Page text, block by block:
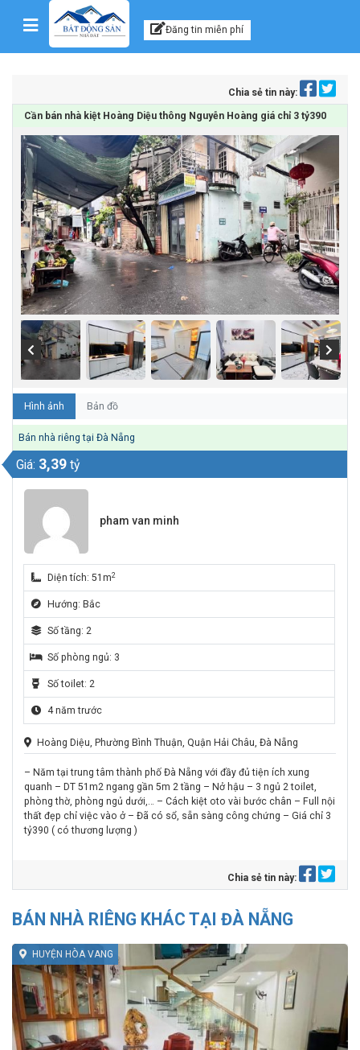
Skip to content Kênh thông tin, tư vấn
Đăng tin miễn phí
Chia sẻ tin này:
Cần bán nhà kiệt Hoàng Diệu thông Nguyễn Hoàng giá chỉ 3 tỷ390
Hình ảnh Bản đồ
Bán nhà riêng tại Đà Nẵng
Giá: 3,39 tỷ
pham van minh
Diện tích: 51m2
Hướng: Bắc
Số tầng: 2
Số phòng ngủ: 3
Số toilet: 2
4 năm trước
Hoàng Diệu, Phường Bình Thuận, Quận Hải Châu, Đà Nẵng
– Năm tại trung tâm thành phố Đà Nẵng với đầy đủ tiện ích xung
quanh – DT 51m2 ngang gần 5m 2 tầng – Nở hậu – 3 ngủ 2 toilet,
phòng thờ, phòng ngủ dưới,… – Cách kiệt oto vài bước chân – Full nội
thất đẹp chỉ việc vào ở – Đã có sổ, sẵn sàng công chứng – Giá chỉ 3
tỷ390 ( có thương lượng )
Chia sẻ tin này:
BÁN NHÀ RIÊNG KHÁC TẠI ĐÀ NẴNG
HUYỆN HÒA VANG